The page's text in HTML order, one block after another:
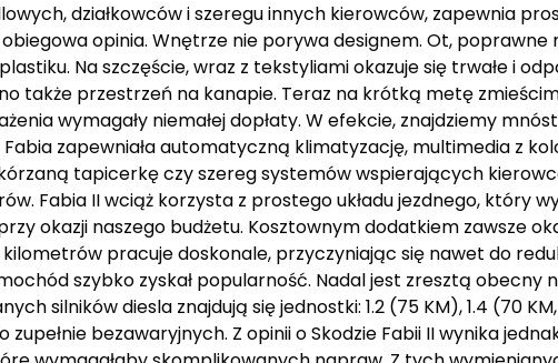
działkowców i szeregu innych kierowców, zapewnia
opinia. Wnętrze nie porywa designem. Ot,
Na szczęście, wraz z tekstyliami okazuje się trwałe i
także przestrzeń na kanapie. Teraz na krótką metę
wymagały niemałej dopłaty. W efekcie, znajdziemy
Fabia zapewniała automatyczną klimatyzację, multimedia z
tapicerkę czy szereg systemów wspierających
Fabia II wciąż korzysta z prostego układu jezdnego, który
okazji naszego budżetu. Kosztownym dodatkiem zawsze
pracuje doskonale, przyczyniając się nawet do
szybko zyskał popularność. Nadal jest zresztą
silników diesla znajdują się jednostki: 1.2 (75 KM), 1.4 (70 KM,
zupełnie bezawaryjnych. Z opinii o Skodzie Fabii II wynika